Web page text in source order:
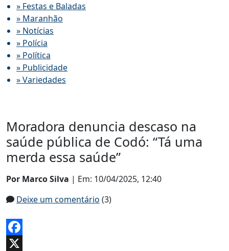
» Festas e Baladas
» Maranhão
» Notícias
» Polícia
» Política
» Publicidade
» Variedades
Moradora denuncia descaso na
saúde pública de Codó: “Tá uma
merda essa saúde”
Por Marco Silva | Em: 10/04/2025, 12:40
Deixe um comentário (3)
Facebook